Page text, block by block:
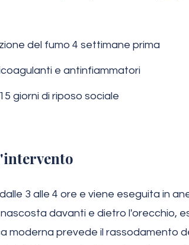
del fumo 4 settimane prima
e antinfiammatori
giorni di riposo sociale
3 alle 4 ore e viene eseguita in
davanti e dietro l'orecchio,
moderna prevede il rassodamento